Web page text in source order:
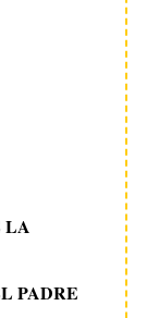
LA
PADRE